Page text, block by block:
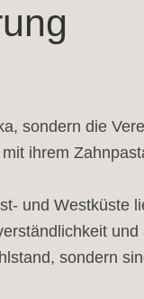
sondern die
ihrem
und Westküste
sondern